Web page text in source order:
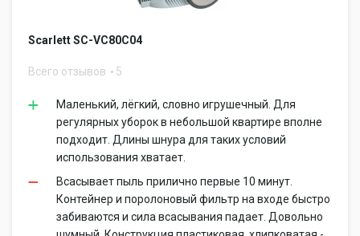
Scarlett SC-VC80C04
Всего отзывов 5
Маленький, лёгкий, словно игрушечный. Для
регулярных уборок в небольшой квартире вполне
подходит. Длины шнура для таких условий
использования хватает.
Всасывает пыль прилично первые 10 минут.
Контейнер и поролоновый фильтр на входе быстро
забиваются и сила всасывания падает. Довольно